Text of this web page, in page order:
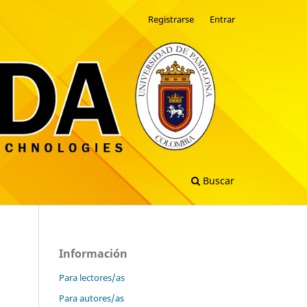
Buscar
Registrarse Entrar
Información
Para lectores/as
Para autores/as